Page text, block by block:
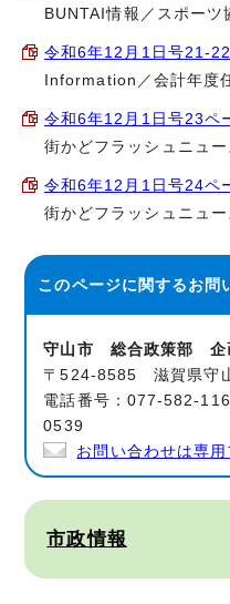
BUNTAI情報／スポーツ
令和6年12月1日号21-
Information／会計年度
令和6年12月1日号23ペ
街かどフラッシュニュ
令和6年12月1日号24ペ
街かどフラッシュニュー
このページに関するお問
守山市 総合政策部 企
〒524-8585 滋賀県守
電話番号：077-582-
0539
お問い合わせは専用
市政情報